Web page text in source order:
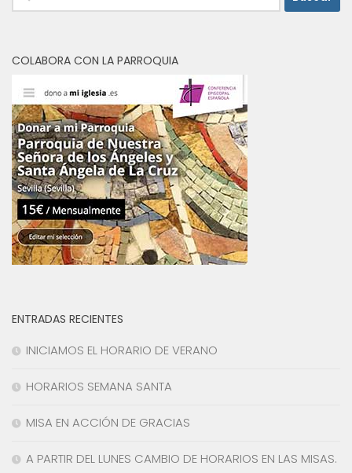
COLABORA CON LA PARROQUIA
ENTRADAS RECIENTES
INICIAMOS EL HORARIO DE VERANO
HORARIOS SEMANA SANTA
MISA EN ACCIÓN DE GRACIAS
A PARTIR DEL LUNES CAMBIO DE HORARIOS EN LAS MISAS.